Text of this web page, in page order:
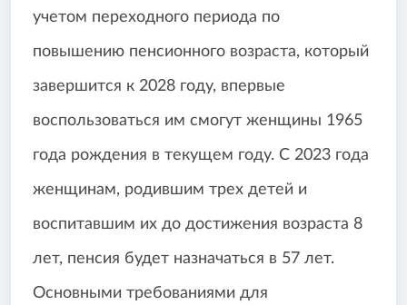
учетом переходного периода по
повышению пенсионного возраста, который
завершится к 2028 году, впервые
воспользоваться им смогут женщины 1965
года рождения в текущем году. С 2023 года
женщинам, родившим трех детей и
воспитавшим их до достижения возраста 8
лет, пенсия будет назначаться в 57 лет.
Основными требованиями для